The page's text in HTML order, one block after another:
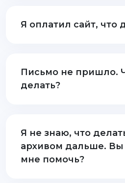
Я оплатил сайт, что
Письмо не пришло.
делать?
Я не знаю, что
архивом дальше.
мне помочь?